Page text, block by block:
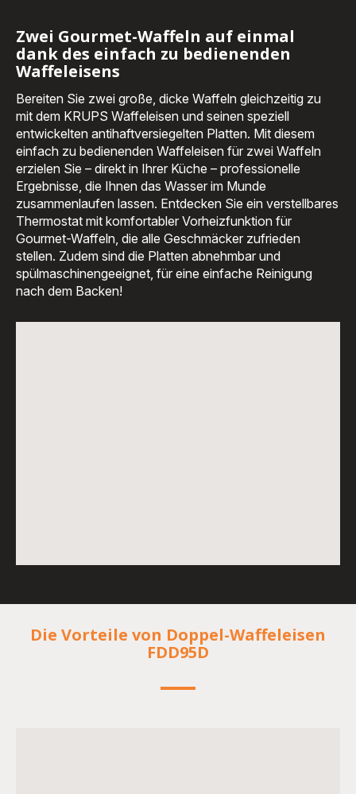
FDK
Iconic
Sandwichmaker
-
<span
class="is-
caption
is-
medium">inkl.
MwSt</span>
Handmixer
3Mix9000
-
class="is-
caption
is-
medium">inkl.
MwSt</span>
Zwei Gourmet-Waffeln auf einmal
dank des einfach zu bedienenden
Waffeleisens
Bereiten Sie zwei große, dicke Waffeln gleichzeitig zu
mit dem KRUPS Waffeleisen und seinen speziell
entwickelten antihaftversiegelten Platten. Mit diesem
einfach zu bedienenden Waffeleisen für zwei Waffeln
erzielen Sie – direkt in Ihrer Küche – professionelle
Ergebnisse, die Ihnen das Wasser im Munde
zusammenlaufen lassen. Entdecken Sie ein verstellbares
Thermostat mit komfortabler Vorheizfunktion für
Gourmet-Waffeln, die alle Geschmäcker zufrieden
stellen. Zudem sind die Platten abnehmbar und
spülmaschinengeeignet, für eine einfache Reinigung
nach dem Backen!
Die Vorteile von Doppel-Waffeleisen
FDD95D